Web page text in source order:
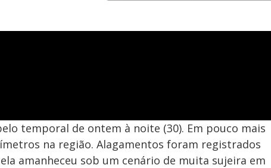
temporal de ontem à noite (30). Em pouco mais
na região. Alagamentos foram registrados
amanheceu sob um cenário de muita sujeira em